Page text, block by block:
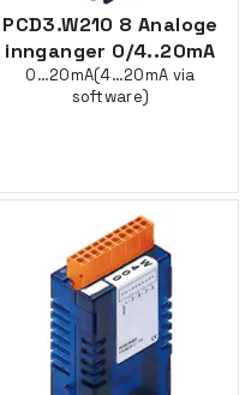
PCD3.W210 8 Analoge
innganger 0/4..20mA
0…20mA(4…20mA via
software)